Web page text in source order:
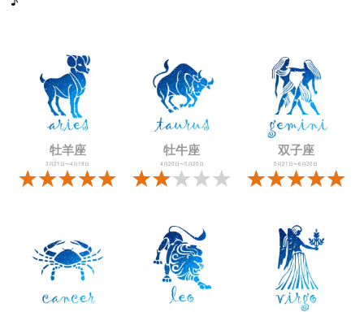
牡羊座
3月21日〜4月19日
牡牛座
4月20日〜5月20日
双子座
5月21日〜6月20日